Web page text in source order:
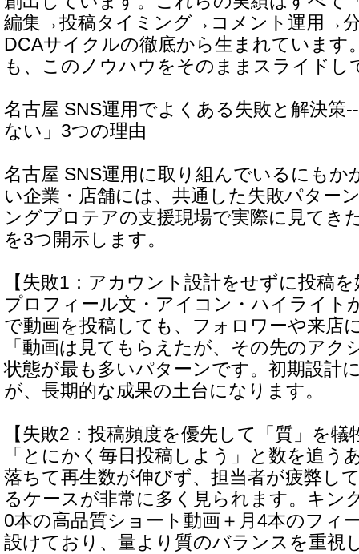
編集→投稿タイミング→コメント運用→
DCAサイクルの徹底から生まれています
も、このノウハウをそのままスライドし
名古屋 SNS運用でよくある失敗と解決策
ない」3つの理由
名古屋 SNS運用に取り組んでいるにもか
い企業・店舗には、共通した失敗パター
ングプロテアの支援現場で実際に見てき
を3つ開示します。
【失敗1：アカウント設計をせずに投稿
プロフィール文・アイコン・ハイライト
で動画を投稿しても、フォロワーや来店
「動画は見てもらえたが、その先のアク
状態が最も多いパターンです。初期設計
が、長期的な成果の土台になります。
【失敗2：投稿頻度を優先して「質」を犠
「とにかく毎日投稿しよう」と数を追う
落ちて再生数が伸びず、担当者が疲弊し
るケースが非常に多く見られます。キン
0本の高品質ショート動画＋月4本のフィ
設けており、量より質のバランスを重視